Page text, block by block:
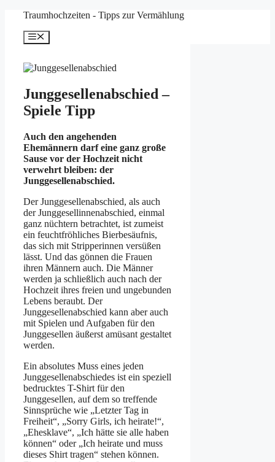
springen
Traumhochzeiten - Tipps zur Vermählung
Menü
Junggesellenabschied –
Spiele Tipp
Auch den angehenden
Ehemännern darf eine ganz große
Sause vor der Hochzeit nicht
verwehrt bleiben: der
Junggesellenabschied.
Der Junggesellenabschied, als auch
der Junggesellinnenabschied, einmal
ganz nüchtern betrachtet, ist zumeist
ein feuchtfröhliches Bierbesäufnis,
das sich mit Stripperinnen versüßen
lässt. Und das gönnen die Frauen
ihren Männern auch. Die Männer
werden ja schließlich auch nach der
Hochzeit ihres freien und ungebunden
Lebens beraubt. Der
Junggesellenabschied kann aber auch
mit Spielen und Aufgaben für den
Junggesellen äußerst amüsant gestaltet
werden.
Ein absolutes Muss eines jeden
Junggesellenabschiedes ist ein speziell
bedrucktes T-Shirt für den
Junggesellen, auf dem so treffende
Sinnsprüche wie „Letzter Tag in
Freiheit“, „Sorry Girls, ich heirate!“,
„Ehesklave“, „Ich hätte sie alle haben
können“ oder „Ich heirate und muss
dieses Shirt tragen“ stehen können.